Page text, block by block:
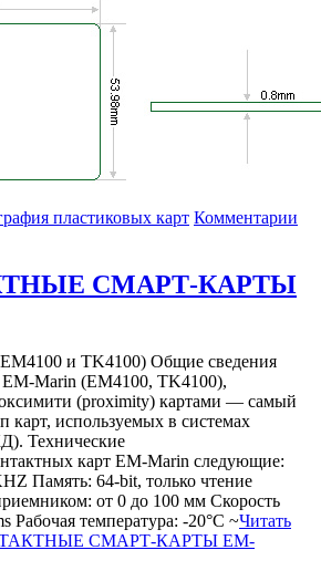
пластиковых карт Комментарии
СМАРТ-КАРТЫ
и TK4100) Общие сведения
EM-Marin (EM4100, TK4100),
(proximity) картами — самый
карт, используемых в системах
Технические
карт EM-Marin следующие:
Память: 64-bit, только чтение
от 0 до 100 мм Скорость
Рабочая температура: -20°C ~Читать
СМАРТ-КАРТЫ EM-